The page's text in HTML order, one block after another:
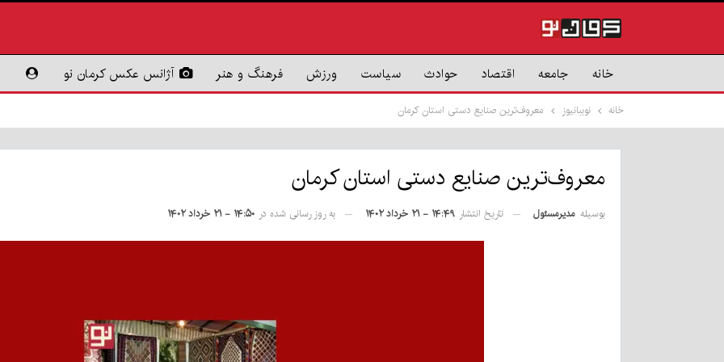
خانه جامعه اقتصاد حوادث سیاست ورزش فرهنگ و هنر آژانس عکس کرمان نو
خانه نوببانیوز معروف‌ترین صنایع دستی استان کرمان
معروف‌ترین صنایع دستی استان کرمان
بوسیله مدیرمسئول تاریخ انتشار ۱۴:۴۹ - ۲۱ خرداد ۱۴۰۲ به روز رسانی شده در ۱۴:۵۰ - ۲۱ خرداد ۱۴۰۲